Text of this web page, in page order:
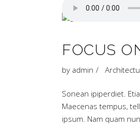
FOCUS
by admin
Sonean ipiperdiet.
Maecenas tempus,
ipsum. Nam quam